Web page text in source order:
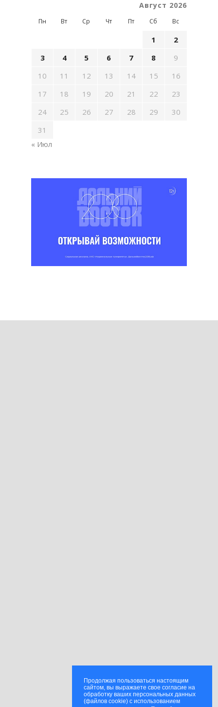
Продолжая пользоваться настоящим
сайтом, вы выражаете свое согласие на
обработку ваших персональных данных
(файлов cookie) с использованием
Август 2026
Пн Вт Ср Чт Пт Сб Вс
1
2
3
4 5 6 7 8
9
10
11 12 13 14 15
16
17
18 19 20 21 22
23
24
25 26 27 28 29
30
31
« Июл